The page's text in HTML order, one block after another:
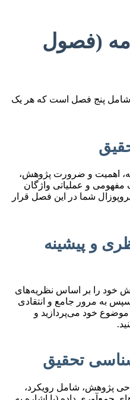
(فصول
شامل پنج فصل است که هر یک
اهمیت و ضرورت پژوهش،
و عملیاتی واژگان
شما در این فصل قرار
و پیشینه
خود را بر اساس نظریه‌های
سپس به مرور جامع و انتقادی
خود می‌پردازید و
تحقیق
پژوهش، شامل رویکرد،